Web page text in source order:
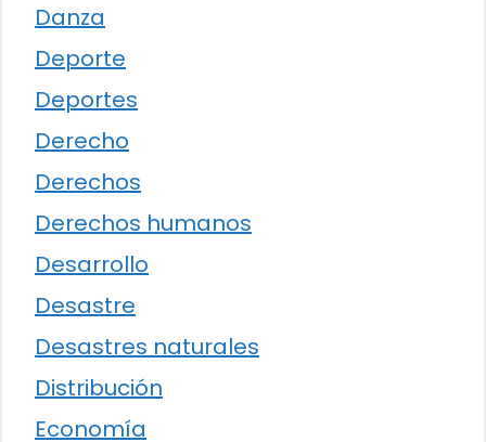
Danza
Deporte
Deportes
Derecho
Derechos
Derechos humanos
Desarrollo
Desastre
Desastres naturales
Distribución
Economía